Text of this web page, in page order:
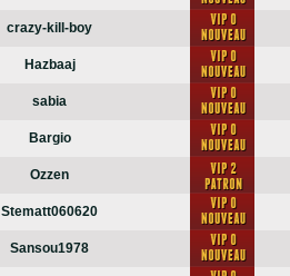
crazy-kill-boy
Hazbaaj
sabia
Bargio
Ozzen
Stematt060620
Sansou1978